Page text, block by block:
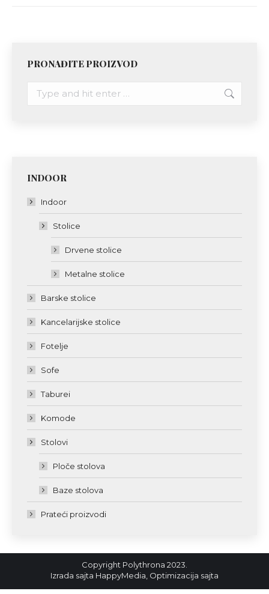
PRONAĐITE PROIZVOD
INDOOR
Indoor
Stolice
Drvene stolice
Metalne stolice
Barske stolice
Kancelarijske stolice
Fotelje
Sofe
Taburei
Komode
Stolovi
Ploče stolova
Baze stolova
Prateći proizvodi
Copyright Polythrona 2023.
Izrada sajta HappyMedia Optimizacija sajta